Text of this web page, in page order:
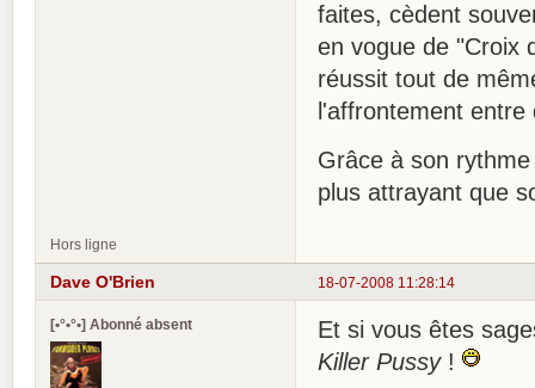
faites, cèdent
en vogue de "Croix
réussit tout de
l'affrontement
Grâce à son
plus attrayant que
Hors ligne
18-07-2008 11:28:14
Dave O'Brien
[•°•°•] Abonné absent
Et si vous êtes
Killer Pussy!